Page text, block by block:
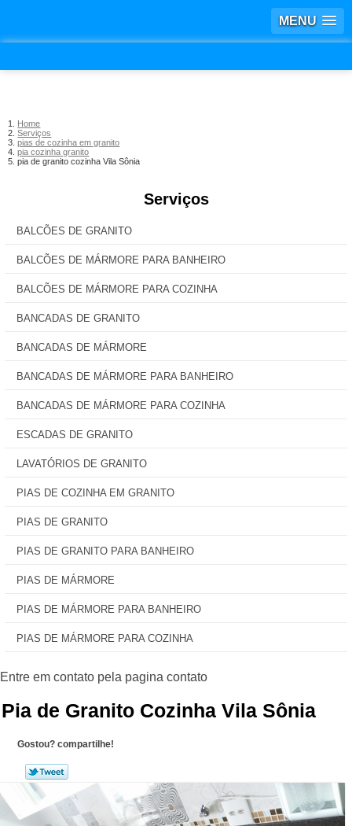
MENU
Home
Serviços
pias de cozinha em granito
pia cozinha granito
pia de granito cozinha Vila Sônia
Serviços
BALCÕES DE GRANITO
BALCÕES DE MÁRMORE PARA BANHEIRO
BALCÕES DE MÁRMORE PARA COZINHA
BANCADAS DE GRANITO
BANCADAS DE MÁRMORE
BANCADAS DE MÁRMORE PARA BANHEIRO
BANCADAS DE MÁRMORE PARA COZINHA
ESCADAS DE GRANITO
LAVATÓRIOS DE GRANITO
PIAS DE COZINHA EM GRANITO
PIAS DE GRANITO
PIAS DE GRANITO PARA BANHEIRO
PIAS DE MÁRMORE
PIAS DE MÁRMORE PARA BANHEIRO
PIAS DE MÁRMORE PARA COZINHA
Pia de Granito Cozinha Vila Sônia
Gostou? compartilhe!